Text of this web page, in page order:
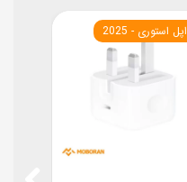
اپل استوری - 2025